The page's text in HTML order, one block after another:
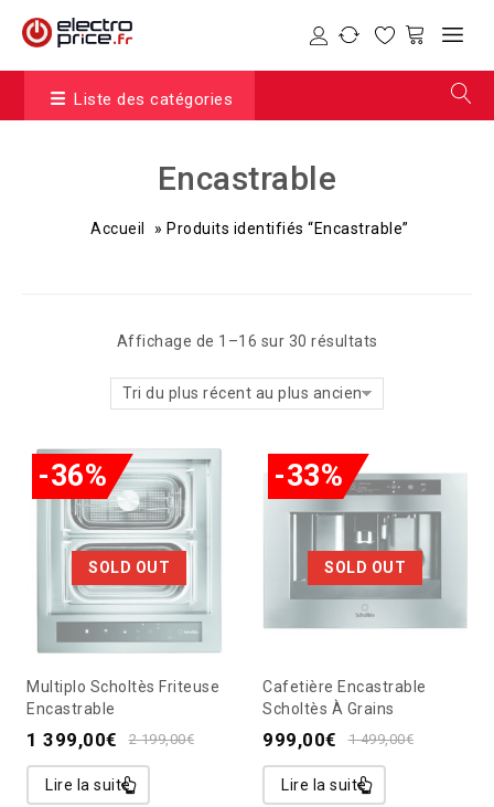
Liste des catégories
Encastrable
Accueil » Produits identifiés “Encastrable”
Affichage de 1–16 sur 30 résultats
Tri du plus récent au plus ancien
SOLD OUT
-36%
Multiplo Scholtès Friteuse
Encastrable
2 199,00€
1 399,00€
Lire la suite
SOLD OUT
-33%
Cafetière Encastrable
Scholtès À Grains
1 499,00€
999,00€
Lire la suite